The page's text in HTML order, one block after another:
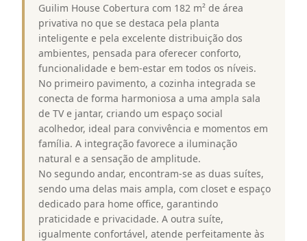
Guilim House Cobertura com 182 m² de área
privativa no que se destaca pela planta
inteligente e pela excelente distribuição dos
ambientes, pensada para oferecer conforto,
funcionalidade e bem-estar em todos os níveis.
No primeiro pavimento, a cozinha integrada se
conecta de forma harmoniosa a uma ampla sala
de TV e jantar, criando um espaço social
acolhedor, ideal para convivência e momentos em
família. A integração favorece a iluminação
natural e a sensação de amplitude.
No segundo andar, encontram-se as duas suítes,
sendo uma delas mais ampla, com closet e espaço
dedicado para home office, garantindo
praticidade e privacidade. A outra suíte,
igualmente confortável, atende perfeitamente às